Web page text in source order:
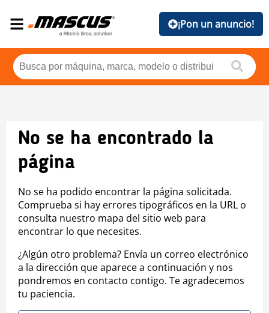
¡Pon un anuncio!
No se ha encontrado la
página
No se ha podido encontrar la página solicitada.
Comprueba si hay errores tipográficos en la URL o
consulta nuestro mapa del sitio web para
encontrar lo que necesites.
¿Algún otro problema? Envía un correo electrónico
a la dirección que aparece a continuación y nos
pondremos en contacto contigo. Te agradecemos
tu paciencia.